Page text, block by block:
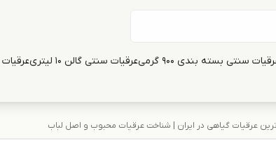
سنتی بسته بندی 900 گرمی عرقیات سنتی گالن 10 لیتری عرقیات
عرقیات گیاهی در ایران | شناخت عرقیات محبوب و اصل لباب